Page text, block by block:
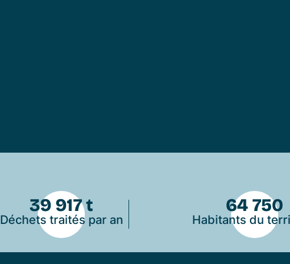
39 917 t
Déchets traités par an
64 750
Habitants du